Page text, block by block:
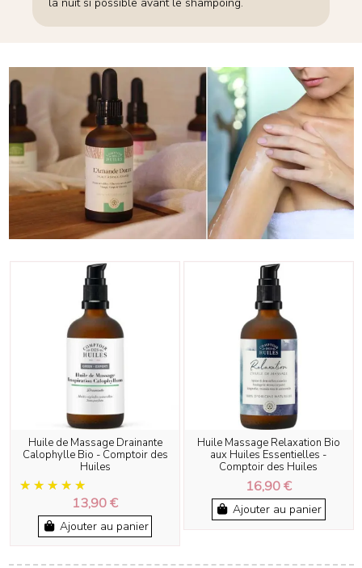
Huile de Massage Drainante
Calophylle Bio - Comptoir des
Huiles
13,90 €
Ajouter au panier
Huile Massage Relaxation Bio
aux Huiles Essentielles -
Comptoir des Huiles
16,90 €
Ajouter au panier